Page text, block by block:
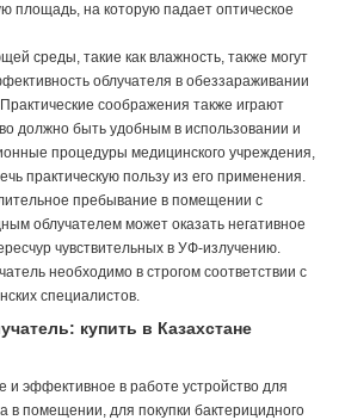
площадь, на которую падает оптическое
среды, такие как влажность, также могут
облучателя в обеззараживании
соображения также играют
должно быть удобным в использовании и
процедуры медицинского учреждения,
практическую пользу из его применения.
пребывание в помещении с
облучателем может оказать негативное
чувствительных в УФ-излучению.
необходимо в строгом соответствии с
специалистов.
купить в Казахстане
и эффективное в работе устройство для
в помещении, для покупки бактерицидного